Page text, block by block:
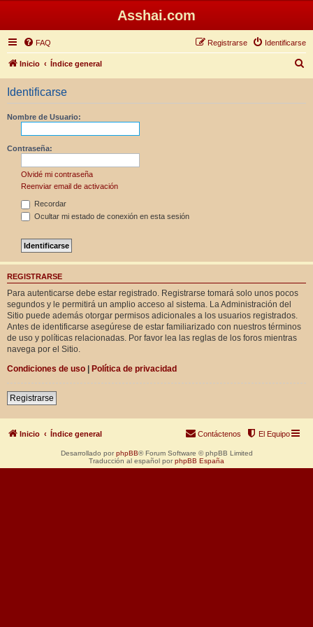
Asshai.com
FAQ Identificarse
Registrarse
Inicio Índice general
u
Identificarse
Nombre de Usuario:
Contraseña:
Olvidé mi contraseña
Reenviar email de activación
Recordar
Ocultar mi estado de conexión en esta sesión
REGISTRARSE
Para autenticarse debe estar registrado. Registrarse tomará solo unos pocos
segundos y le permitirá un amplio acceso al sistema. La Administración del
Sitio puede además otorgar permisos adicionales a los usuarios registrados.
Antes de identificarse asegúrese de estar familiarizado con nuestros términos
de uso y políticas relacionadas. Por favor lea las reglas de los foros mientras
navega por el Sitio.
Condiciones de uso | Política de privacidad
Registrarse
Inicio Índice general El Equipo
Contáctenos
Desarrollado por phpBB® Forum Software © phpBB Limited
Traducción al español por phpBB España